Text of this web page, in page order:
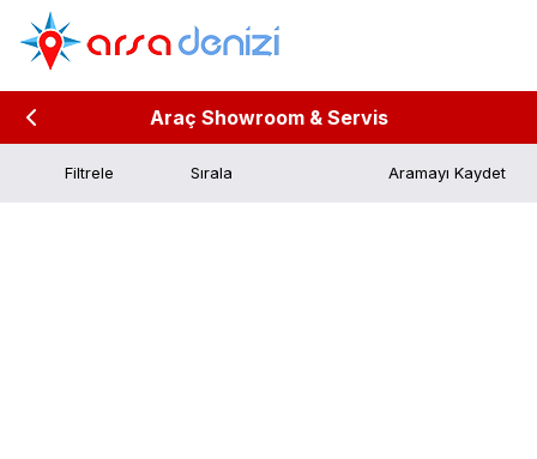
Araç Showroom & Servis
Filtrele Aramayı Kaydet